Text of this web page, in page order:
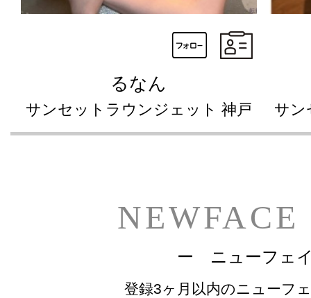
るなん
サンセットラウンジェット 神戸 サン
NEWFACE
ー ニューフェ
登録3ヶ月以内のニューフ